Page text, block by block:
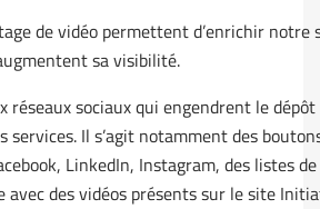
de vidéo permettent d’enrichir notre
sa visibilité.
réseaux sociaux qui engendrent le dépôt
services. Il s’agit notamment des
LinkedIn, Instagram, des listes
avec des vidéos présents sur le site